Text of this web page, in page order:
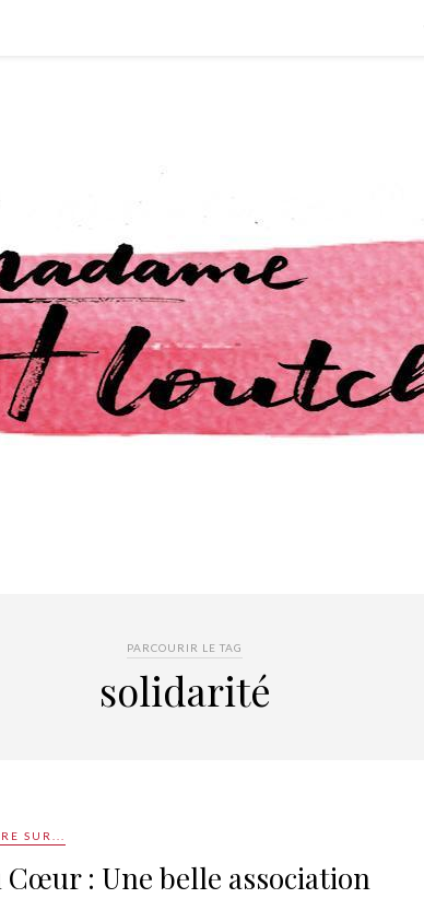
PARCOURIR LE TAG
solidarité
SUR...
Cœur : Une belle association